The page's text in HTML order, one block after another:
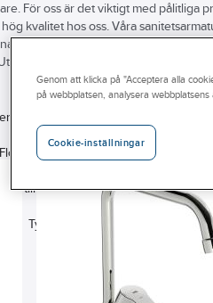
För oss är det viktigt med pålitliga
kvalitet hos oss. Våra
att hitta rätt alternativ för just ert
hela vårt sortiment av
Flödesklass Kallstartfunktion
tillopp Anslutning tillopp
Typ av pip Med omkastare
Genom att klicka på "Acceptera alla
på webbplatsen, analysera
Cookie-inställningar